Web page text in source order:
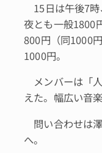
15日は午後7時
夜とも一般1800
800円（同1000
1000円。
メンバーは「
えた。幅広い音
問い合わせは
へ。